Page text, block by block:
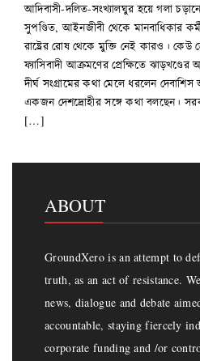
আদিবাসী-দলিত-সংখ্যালঘুর হয়ে গলা
সুপণ্ডিত, আইনজীবী থেকে মানবাধিকার
রাষ্ট্রের রোষ থেকে মুক্তি নেই কারও।
ফ্যাসিবাদী আক্রমণের প্রেক্ষিতে ঝাড়খণ্ডের
দীর্ঘ সংগ্রামের কথা মেলে ধরলেন
একজন দেশদ্রোহীর সঙ্গে কথা বলছেন।
[…]
ABOUT
GroundXero is an attempt to
truth, as an act of resistance.
news, dialogue and debate
accountable, staying fiercely
corporate funding and /or